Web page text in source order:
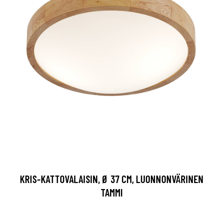
KRIS-KATTOVALAISIN, Ø 37 CM, LUONNONVÄRINEN
TAMMI